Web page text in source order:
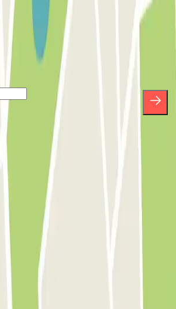
à notre newsletter et
réductions, des concours et
acceptez notre politique de confidentialité
commerciales de Parclick. Sans
pouvez vous désinscrire quand vous le
newsletter.
?